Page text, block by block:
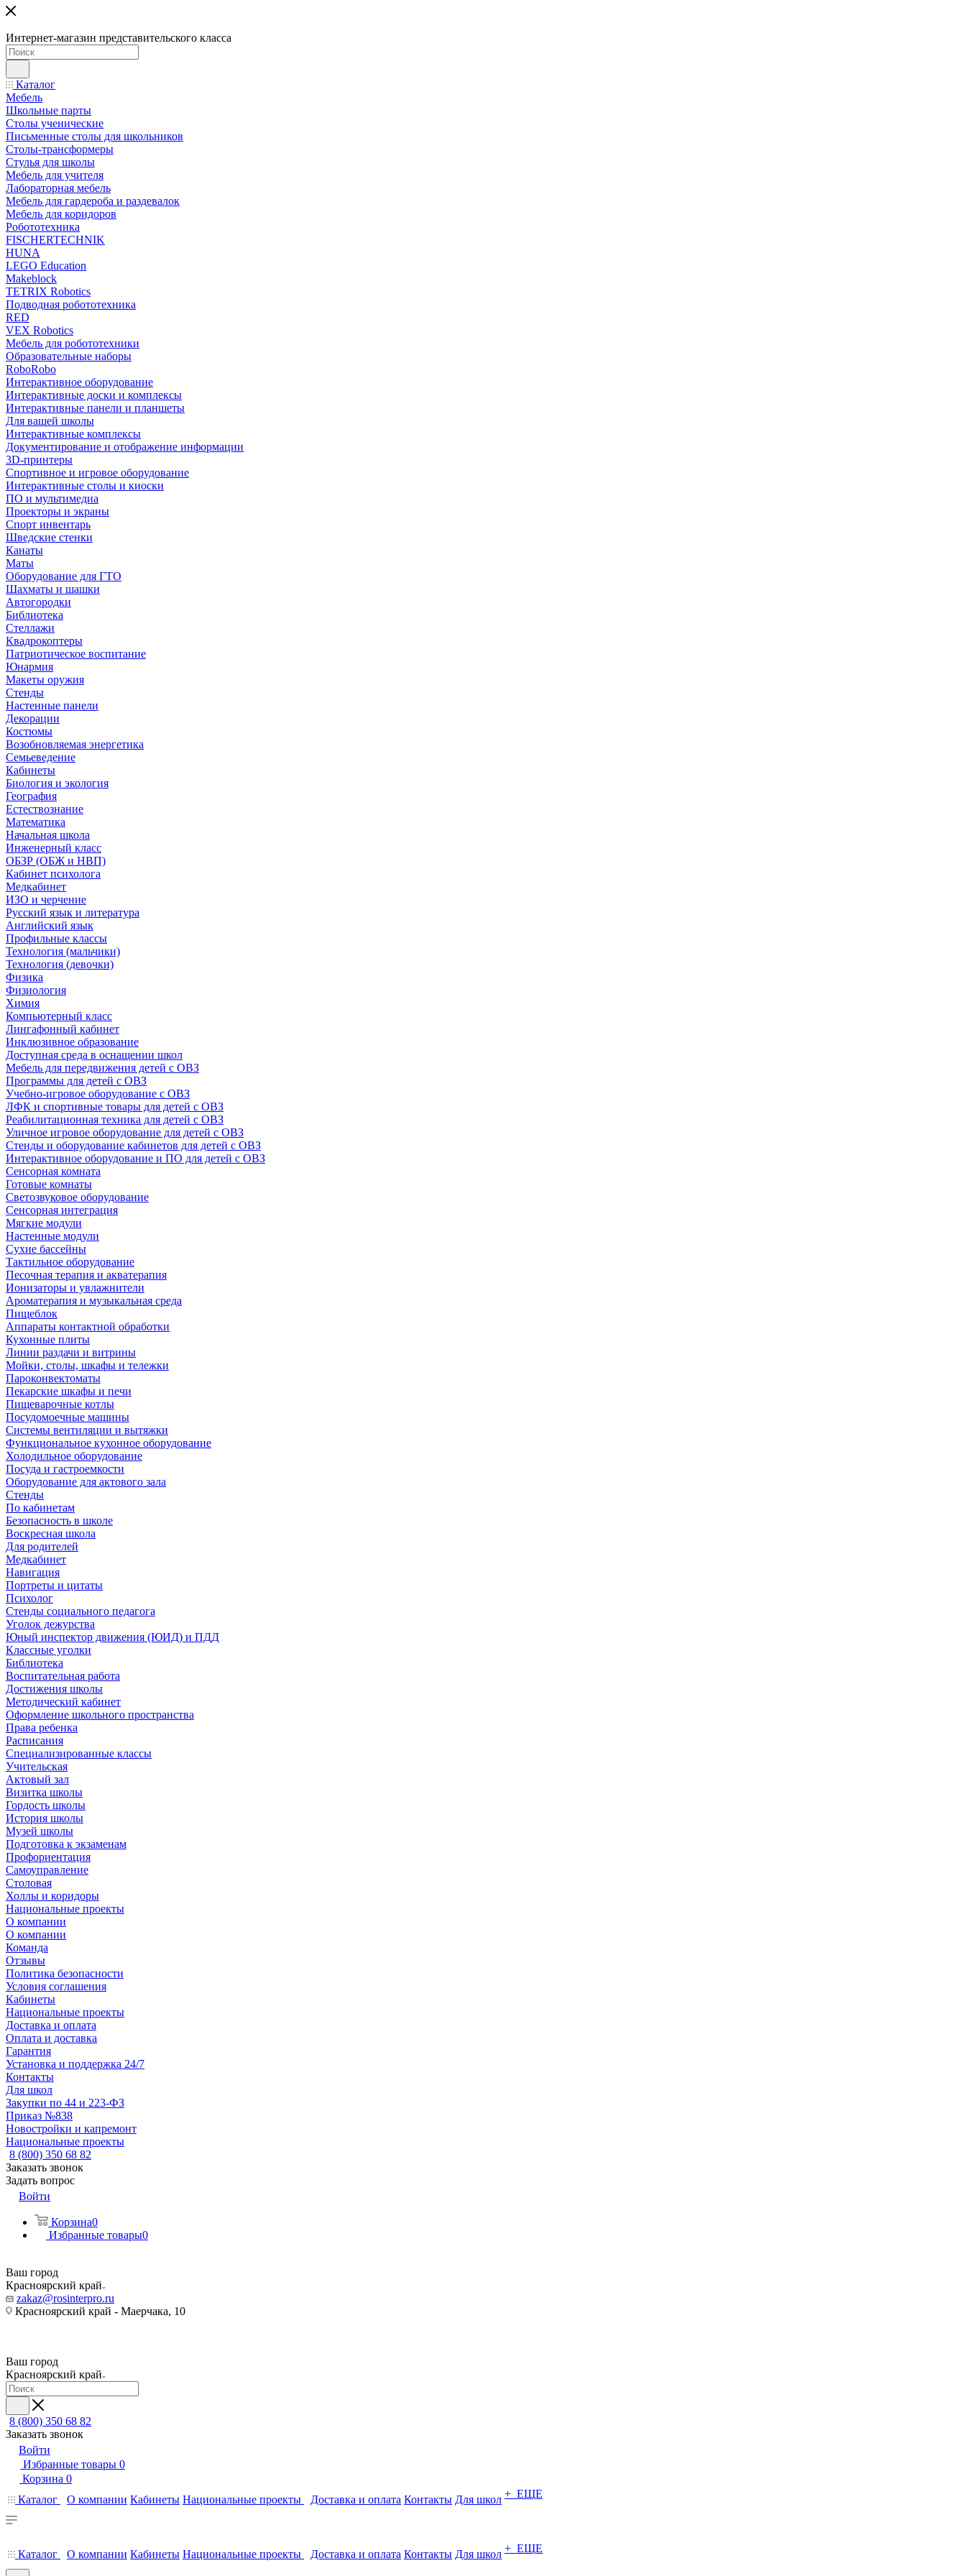
Интернет-магазин представительского класса
Каталог
Мебель
Школьные парты
Столы ученические
Письменные столы для школьников
Столы-трансформеры
Стулья для школы
Мебель для учителя
Лабораторная мебель
Мебель для гардероба и раздевалок
Мебель для коридоров
Робототехника
FISCHERTECHNIK
HUNA
LEGO Education
Makeblock
TETRIX Robotics
Подводная робототехника
RED
VEX Robotics
Мебель для робототехники
Образовательные наборы
RoboRobo
Интерактивное оборудование
Интерактивные доски и комплексы
Интерактивные панели и планшеты
Для вашей школы
Интерактивные комплексы
Документирование и отображение информации
3D-принтеры
Спортивное и игровое оборудование
Интерактивные столы и киоски
ПО и мультимедиа
Проекторы и экраны
Спорт инвентарь
Шведские стенки
Канаты
Маты
Оборудование для ГТО
Шахматы и шашки
Автогородки
Библиотека
Стеллажи
Квадрокоптеры
Патриотическое воспитание
Юнармия
Макеты оружия
Стенды
Настенные панели
Декорации
Костюмы
Возобновляемая энергетика
Семьеведение
Кабинеты
Биология и экология
География
Естествознание
Математика
Начальная школа
Инженерный класс
ОБЗР (ОБЖ и НВП)
Кабинет психолога
Медкабинет
ИЗО и черчение
Русский язык и литература
Английский язык
Профильные классы
Технология (мальчики)
Технология (девочки)
Физика
Физиология
Химия
Компьютерный класс
Лингафонный кабинет
Инклюзивное образование
Доступная среда в оснащении школ
Мебель для передвижения детей с ОВЗ
Программы для детей с ОВЗ
Учебно-игровое оборудование с ОВЗ
ЛФК и спортивные товары для детей с ОВЗ
Реабилитационная техника для детей с ОВЗ
Уличное игровое оборудование для детей с ОВЗ
Стенды и оборудование кабинетов для детей с ОВЗ
Интерактивное оборудование и ПО для детей с ОВЗ
Сенсорная комната
Готовые комнаты
Светозвуковое оборудование
Сенсорная интеграция
Мягкие модули
Настенные модули
Сухие бассейны
Тактильное оборудование
Песочная терапия и акватерапия
Ионизаторы и увлажнители
Ароматерапия и музыкальная среда
Пищеблок
Аппараты контактной обработки
Кухонные плиты
Линии раздачи и витрины
Мойки, столы, шкафы и тележки
Пароконвектоматы
Пекарские шкафы и печи
Пищеварочные котлы
Посудомоечные машины
Системы вентиляции и вытяжки
Функциональное кухонное оборудование
Холодильное оборудование
Посуда и гастроемкости
Оборудование для актового зала
Стенды
По кабинетам
Безопасность в школе
Воскресная школа
Для родителей
Медкабинет
Навигация
Портреты и цитаты
Психолог
Стенды социального педагога
Уголок дежурства
Юный инспектор движения (ЮИД) и ПДД
Классные уголки
Библиотека
Воспитательная работа
Достижения школы
Методический кабинет
Оформление школьного пространства
Права ребенка
Расписания
Специализированные классы
Учительская
Актовый зал
Визитка школы
Гордость школы
История школы
Музей школы
Подготовка к экзаменам
Профориентация
Самоуправление
Столовая
Холлы и коридоры
Национальные проекты
О компании
О компании
Команда
Отзывы
Политика безопасности
Условия соглашения
Кабинеты
Национальные проекты
Доставка и оплата
Оплата и доставка
Гарантия
Установка и поддержка 24/7
Контакты
Для школ
Закупки по 44 и 223-ФЗ
Приказ №838
Новостройки и капремонт
Национальные проекты
8 (800) 350 68 82
Заказать звонок
Задать вопрос
Войти
Корзина0
Избранные товары0
Ваш город
Красноярский край
zakaz@rosinterpro.ru
Красноярский край - Маерчака, 10
Ваш город
Красноярский край
8 (800) 350 68 82
Заказать звонок
Войти
Избранные товары 0
Корзина 0
Каталог
О компании Кабинеты Национальные проекты Доставка и оплата Контакты Для школ + ЕЩЕ
Каталог О компании Кабинеты Национальные проекты Доставка и оплата Контакты Для школ + ЕЩЕ